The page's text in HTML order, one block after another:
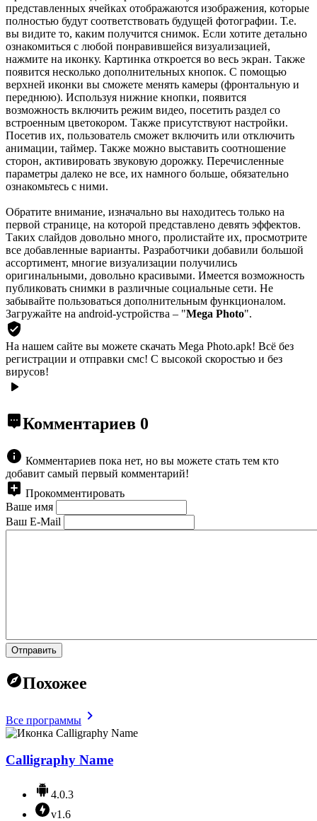
представленных ячейках отображаются изображения, которые
полностью будут соответствовать будущей фотографии. Т.е.
вы видите то, каким получится снимок. Если хотите детально
ознакомиться с любой понравившейся визуализацией,
нажмите на иконку. Картинка откроется во весь экран. Также
появится несколько дополнительных кнопок. С помощью
верхней иконки вы сможете менять камеры (фронтальную и
переднюю). Используя нижние кнопки, появится
возможность включить режим видео, посетить раздел со
встроенным цветокором. Также присутствуют настройки.
Посетив их, пользователь сможет включить или отключить
анимации, таймер. Также можно выставить соотношение
сторон, активировать звуковую дорожку. Перечисленные
параметры далеко не все, их намного больше, обязательно
ознакомьтесь с ними.
Обратите внимание, изначально вы находитесь только на
первой странице, на которой представлено девять эффектов.
Таких слайдов довольно много, пролистайте их, просмотрите
все добавленные варианты. Разработчики добавили большой
ассортимент, многие визуализации получились
оригинальными, довольно красивыми. Имеется возможность
публиковать снимки в различные социальные сети. Не
забывайте пользоваться дополнительным функционалом.
Загружайте на android-устройства – "Mega Photo".
На нашем сайте вы можете скачать Mega Photo.apk! Всё без
регистрации и отправки смс! С высокой скоростью и без
вирусов!
Комментариев 0
Комментариев пока нет, но вы можете стать тем кто
добавит самый первый комментарий!
Прокомментировать
Ваше имя
Ваш E-Mail
Отправить
Похожее
Все программы
Calligraphy Name
4.0.3
v1.6